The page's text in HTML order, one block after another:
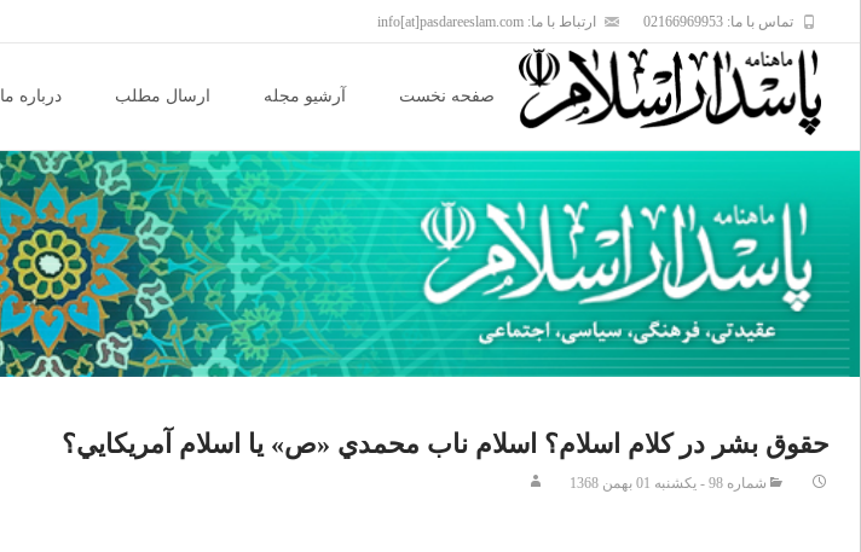
تماس با ما: 02166969953 ارتباط با ما: info[at]pasdareeslam.com
content
صفحه نخست آرشیو مجله ارسال مطلب درباره ما
حقوق بشر در کلام اسلام؟ اسلام ناب محمدي «ص» يا اسلام آمريکايي؟
شماره 98 - يکشنبه 01 بهمن 1368